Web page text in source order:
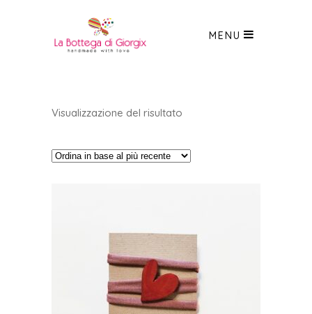
MENU
Visualizzazione del risultato